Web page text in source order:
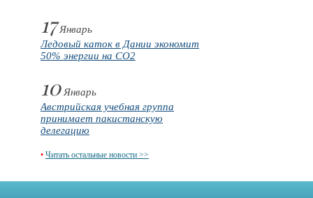
17Январь
Ледовый каток в Дании экономит
50% энергии на CO2
10Январь
Австрийская учебная группа
принимает пакистанскую
делегацию
• Читать остальные новости >>